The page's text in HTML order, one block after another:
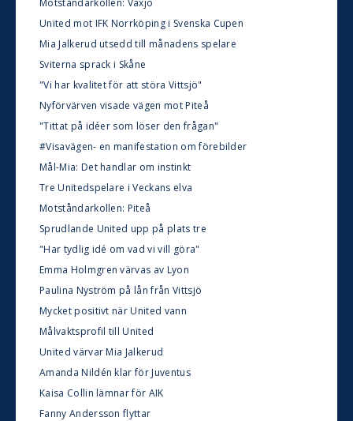
United mot IFK Norrköping i Svenska Cupen
Mia Jalkerud utsedd till månadens spelare
Sviterna sprack i Skåne
"Vi har kvalitet för att störa Vittsjö"
Nyförvärven visade vägen mot Piteå
"Tittat på idéer som löser den frågan"
#Visavägen- en manifestation om förebilder
Mål-Mia: Det handlar om instinkt
Tre Unitedspelare i Veckans elva
Motståndarkollen: Piteå
Sprudlande United upp på plats tre
"Har tydlig idé om vad vi vill göra"
Emma Holmgren värvas av Lyon
Paulina Nyström på lån från Vittsjö
Mycket positivt när United vann
Målvaktsprofil till United
United värvar Mia Jalkerud
Amanda Nildén klar för Juventus
Kaisa Collin lämnar för AIK
Fanny Andersson flyttar